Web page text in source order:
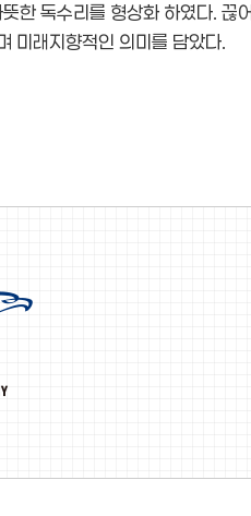
한 독수리를 형상화 하였다.
미래지향적인 의미를 담았다.